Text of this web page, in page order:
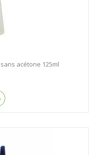
acétone 125ml